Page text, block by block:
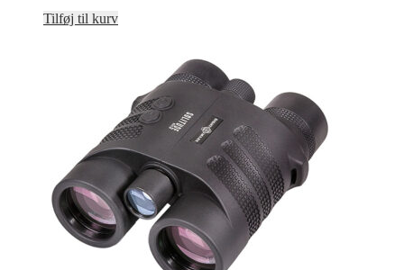
Tilføj til kurv